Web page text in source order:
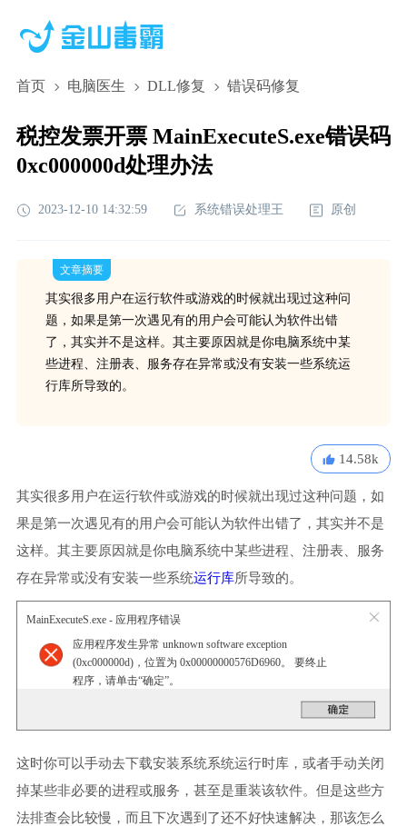
首页 电脑医生 DLL修复 错误码修复
税控发票开票 MainExecuteS.exe错误码
0xc000000d处理办法
2023-12-10 14:32:59 系统错误处理王 原创
文章摘要
其实很多用户在运行软件或游戏的时候就出现过这种问
题，如果是第一次遇见有的用户会可能认为软件出错
了，其实并不是这样。其主要原因就是你电脑系统中某
些进程、注册表、服务存在异常或没有安装一些系统运
行库所导致的。
14.58k
其实很多用户在运行软件或游戏的时候就出现过这种问题，如
果是第一次遇见有的用户会可能认为软件出错了，其实并不是
这样。其主要原因就是你电脑系统中某些进程、注册表、服务
存在异常或没有安装一些系统运行库所导致的。
MainExecuteS.exe - 应用程序错误
应用程序发生异常 unknown software exception
(0xc000000d)，位置为 0x00000000576D6960。 要终止
程序，请单击“确定”。
这时你可以手动去下载安装系统系统运行时库，或者手动关闭
掉某些非必要的进程或服务，甚至是重装该软件。但是这些方
法排查会比较慢，而且下次遇到了还不好快速解决，那该怎么